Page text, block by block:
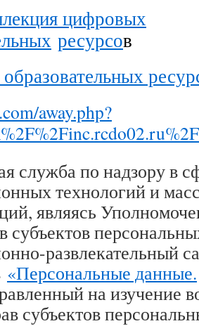
цифровых
ресурсов
away.php?
служба по надзору в
технологий и
являясь
субъектов
развлекательный
«Персональные данные.
на изучение
субъектов